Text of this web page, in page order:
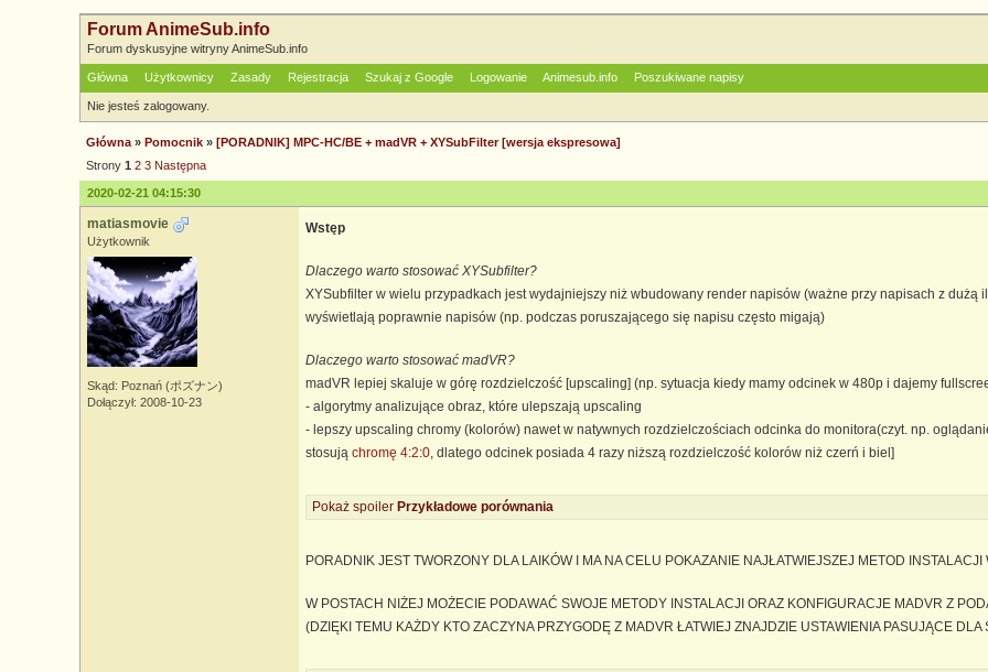
Forum AnimeSub.info
Forum dyskusyjne witryny AnimeSub.info
Główna Użytkownicy Zasady Rejestracja Szukaj z Google Logowanie Animesub.info Poszukiwane napisy
Nie jesteś zalogowany.
Główna » Pomocnik » [PORADNIK] MPC-HC/BE + madVR + XYSubFilter [wersja ekspresowa]
Strony 1 2 3 Następna
2020-02-21 04:15:30
matiasmovie
Użytkownik
Skąd: Poznań (ポズナン)
Dołączył: 2008-10-23
Wstęp
Dlaczego warto stosować XYSubfilter?
XYSubfilter w wielu przypadkach jest wydajniejszy niż wbudowany render napisów (ważne przy napisach z
wyświetlają poprawnie napisów (np. podczas poruszającego się napisu często migają)
Dlaczego warto stosować madVR?
madVR lepiej skaluje w górę rozdzielczość [upscaling] (np. sytuacja kiedy mamy odcinek w 480p i dajemy
- algorytmy analizujące obraz, które ulepszają upscaling
- lepszy upscaling chromy (kolorów) nawet w natywnych rozdzielczościach odcinka do monitora(czyt. np.
stosują chromę 4:2:0, dlatego odcinek posiada 4 razy niższą rozdzielczość kolorów niż czerń i biel]
Pokaż spoiler Przykładowe porównania
PORADNIK JEST TWORZONY DLA LAIKÓW I MA NA CELU POKAZANIE NAJŁATWIEJSZEJ METOD
W POSTACH NIŻEJ MOŻECIE PODAWAĆ SWOJE METODY INSTALACJI ORAZ KONFIGURACJE MADVR Z
(DZIĘKI TEMU KAŻDY KTO ZACZYNA PRZYGODĘ Z MADVR ŁATWIEJ ZNAJDZIE USTAWIENIA PASUJĄCE DLA